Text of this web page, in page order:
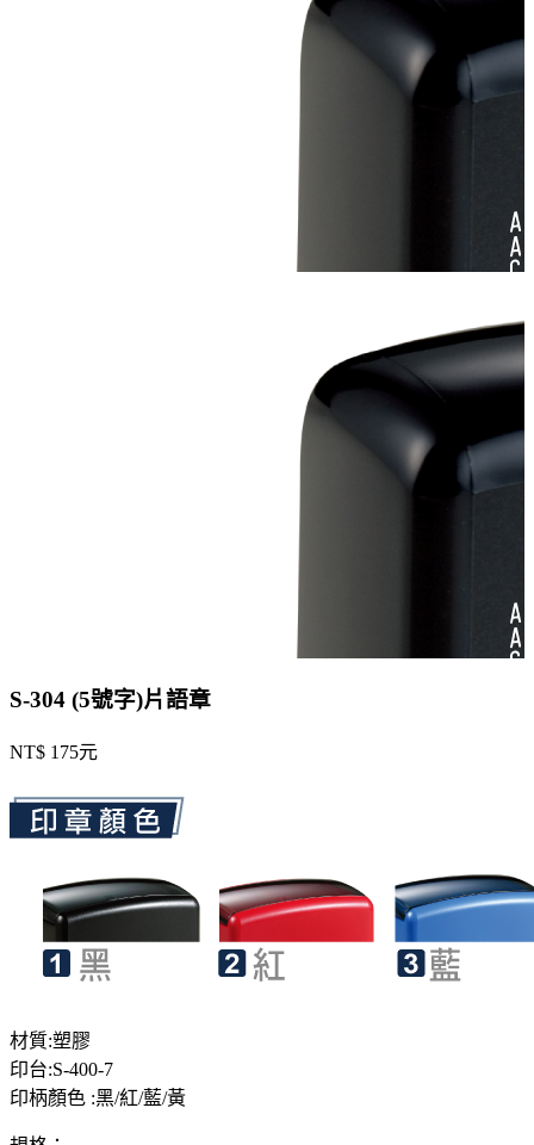
S-304 (5號字)片語章
NT$ 175元
材質:塑膠
印台:S-400-7
印柄顏色 :黑/紅/藍/黃